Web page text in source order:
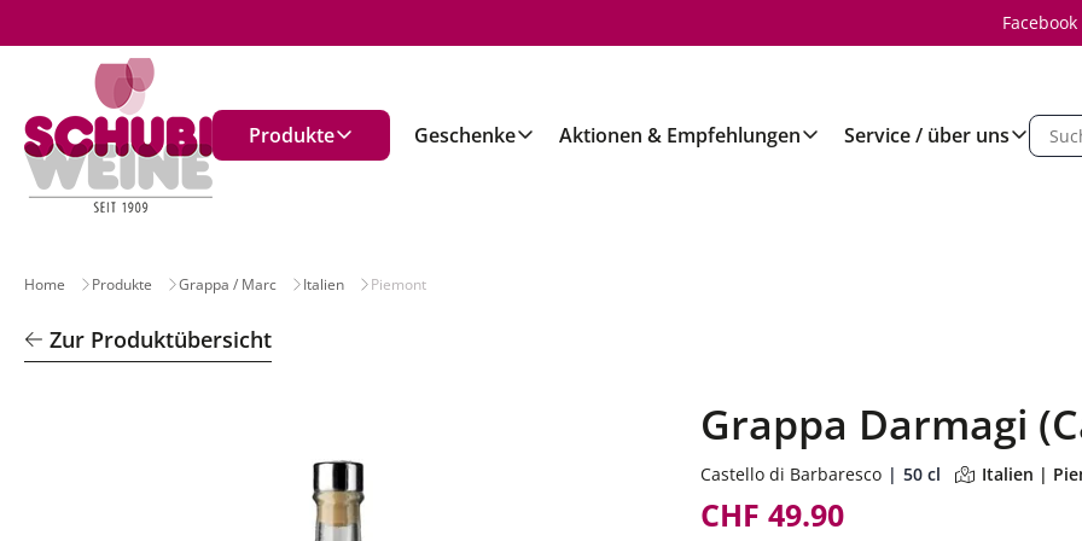
Facebook
Produkte Geschenke Aktionen & Empfehlungen Service / über uns
Home Produkte Grappa / Marc Italien Piemont
Zur Produktübersicht
Grappa Darmagi
Castello di Barbaresco 50 cl Italien |
CHF 49.90